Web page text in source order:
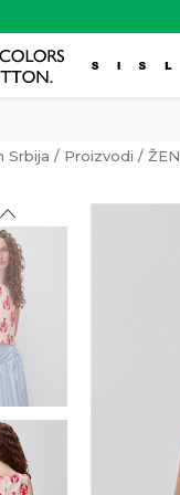
Srbija Proizvodi